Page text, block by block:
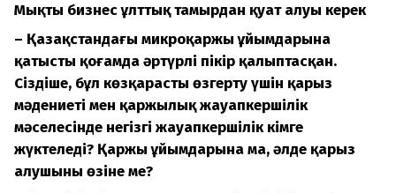
Мықты бизнес ұлттық тамырдан қуат алуы керек
– Қазақстандағы микроқаржы ұйымдарына
қатысты қоғамда әртүрлі пікір қалыптасқан.
Сіздіңше, бұл көзқарасты өзгерту үшін қарыз
мәдениеті мен қаржылық жауапкершілік
мәселесінде негізгі жауапкершілік кімге
жүктеледі? Қаржы ұйымдарына ма, әлде қарыз
алушының өзіне ме?